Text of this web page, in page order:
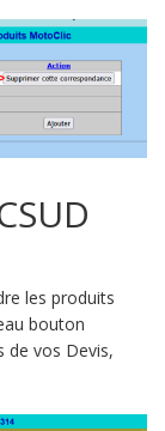
les produits
bouton
de vos Devis,